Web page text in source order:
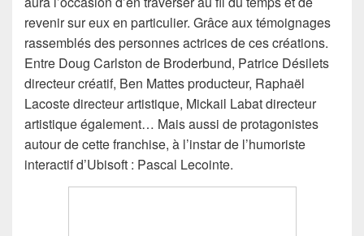
revenir sur eux en particulier. Grâce aux témoignages
rassemblés des personnes actrices de ces créations.
Entre Doug Carlston de Broderbund, Patrice Désilets
directeur créatif, Ben Mattes producteur, Raphaël
Lacoste directeur artistique, Mickail Labat directeur
artistique également… Mais aussi de protagonistes
autour de cette franchise, à l’instar de l’humoriste
interactif d’Ubisoft : Pascal Lecointe.